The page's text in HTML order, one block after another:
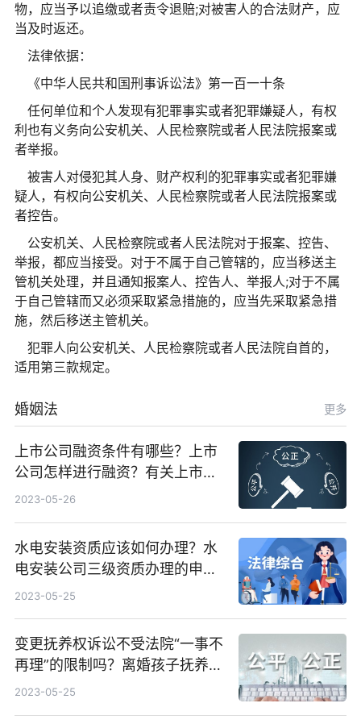
物，应当予以追缴或者责令退赔;对被害人的合法财产，应
当及时返还。
法律依据：
《中华人民共和国刑事诉讼法》第一百一十条
任何单位和个人发现有犯罪事实或者犯罪嫌疑人，有权
利也有义务向公安机关、人民检察院或者人民法院报案或
者举报。
被害人对侵犯其人身、财产权利的犯罪事实或者犯罪嫌
疑人，有权向公安机关、人民检察院或者人民法院报案或
者控告。
公安机关、人民检察院或者人民法院对于报案、控告、
举报，都应当接受。对于不属于自己管辖的，应当移送主
管机关处理，并且通知报案人、控告人、举报人;对于不属
于自己管辖而又必须采取紧急措施的，应当先采取紧急措
施，然后移送主管机关。
犯罪人向公安机关、人民检察院或者人民法院自首的，
适用第三款规定。
婚姻法 更多
上市公司融资条件有哪些？上市
公司怎样进行融资？有关上市公
司是如何来进行资金重组的？
2023-05-26
水电安装资质应该如何办理？水
电安装公司三级资质办理的申报
条件是什么？
2023-05-25
变更抚养权诉讼不受法院“一事不
再理”的限制吗？离婚孩子抚养权
如何变更？
2023-05-25